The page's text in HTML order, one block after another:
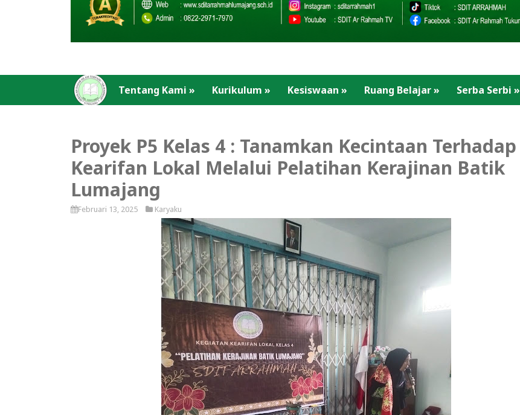
Tentang Kami » Kurikulum » Kesiswaan » Ruang Belajar» Serba Serbi »
Proyek P5 Kelas 4 : Tanamkan Kecintaan Terhadap
Kearifan Lokal Melalui Pelatihan Kerajinan Batik
Lumajang
Februari 13, 2025 Karyaku